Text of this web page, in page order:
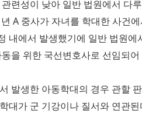
련성이 낮아 일반 법원에서 다
A 중사가 자녀를 학대한 사건
내에서 발생했기에 일반 법원
을 위한 국선변호사로 선임되
발생한 아동학대의 경우 관할
대가 군 기강이나 질서와 연관